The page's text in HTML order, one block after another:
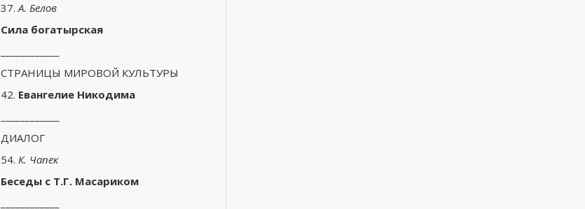
37.А. Белов
Сила богатырская
СТРАНИЦЫ МИРОВОЙ КУЛЬТУРЫ
42. Евангелие Никодима
ДИАЛОГ
54. К. Чапек
Беседы с Т.Г. Масариком